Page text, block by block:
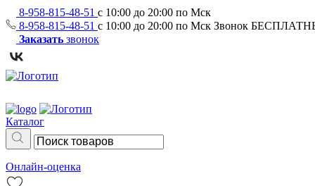
8-958-815-48-51 с 10:00 до 20:00 по Мск
8-958-815-48-51 с 10:00 до 20:00 по Мск Звонок
Заказать звонок
Каталог
Онлайн-оценка